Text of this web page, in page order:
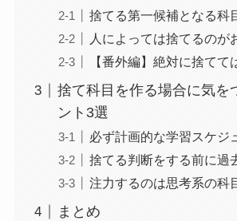
捨てる第一候補となる科
人によっては捨てるのが
【番外編】絶対に捨てて
捨て科目を作る場合に気を
ント3選
必ず計画的な学習スケジ
捨てる判断をする前に過
注力するのは思考系の科
まとめ